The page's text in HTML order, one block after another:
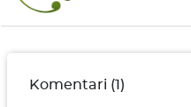
Komentari (1)